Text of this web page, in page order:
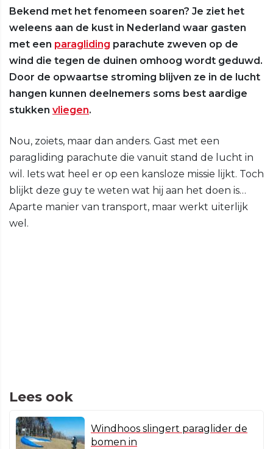
Bekend met het fenomeen soaren? Je ziet het
weleens aan de kust in Nederland waar gasten
met een paragliding parachute zweven op de
wind die tegen de duinen omhoog wordt geduwd.
Door de opwaartse stroming blijven ze in de lucht
hangen kunnen deelnemers soms best aardige
stukken vliegen.
Nou, zoiets, maar dan anders. Gast met een
paragliding parachute die vanuit stand de lucht in
wil. Iets wat heel er op een kansloze missie lijkt. Toch
blijkt deze guy te weten wat hij aan het doen is…
Aparte manier van transport, maar werkt uiterlijk
wel.
Lees ook
Windhoos slingert paraglider de
bomen in